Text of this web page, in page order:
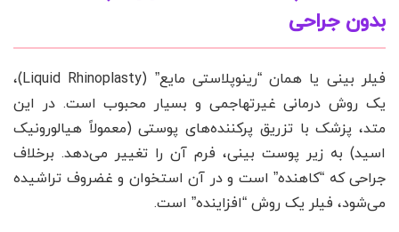
بدون جراحی
فیلر بینی یا همان “رینوپلاستی مایع” (Liquid Rhinoplasty)،
یک روش درمانی غیرتهاجمی و بسیار محبوب است. در این
متد، پزشک با تزریق پرکننده‌های پوستی (معمولاً هیالورونیک
اسید) به زیر پوست بینی، فرم آن را تغییر می‌دهد. برخلاف
جراحی که “کاهنده” است و در آن استخوان و غضروف تراشیده
می‌شود، فیلر یک روش “افزاینده” است.